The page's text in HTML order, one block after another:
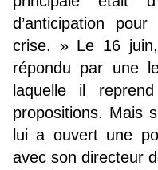
d’anticipation
crise. » Le 16
répondu par une
laquelle il
propositions. Mais
lui a ouvert une
avec son directeur